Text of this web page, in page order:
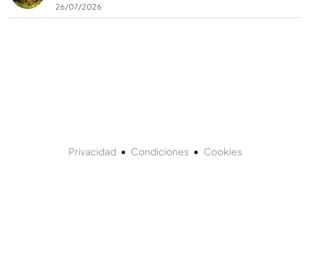
26/07/2026
Privacidad• Condiciones• Cookies